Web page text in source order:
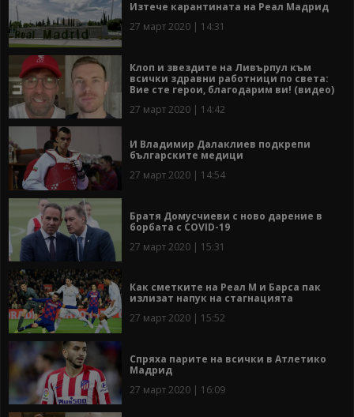
Изтече карантината на Реал Мадрид
27 март 2020 | 14:31
Клоп и звездите на Ливърпул към
всички здравни работници по света:
Вие сте герои, благодарим ви! (видео)
27 март 2020 | 14:42
И Владимир Далаклиев подкрепи
българските медици
27 март 2020 | 14:54
Братя Домусчиеви с ново дарение в
борбата с COVID-19
27 март 2020 | 15:31
Как сметките на Реал М и Барса пак
излизат напук на стагнацията
27 март 2020 | 15:52
Спряха парите на всички в Атлетико
Мадрид
27 март 2020 | 16:09